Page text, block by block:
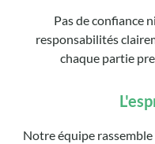
Pas de confiance
responsabilités
chaque partie
Notre équipe